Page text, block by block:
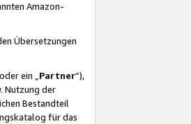
Amazon-
Übersetzungen
ein „Partner“),
Nutzung der
Bestandteil
für das